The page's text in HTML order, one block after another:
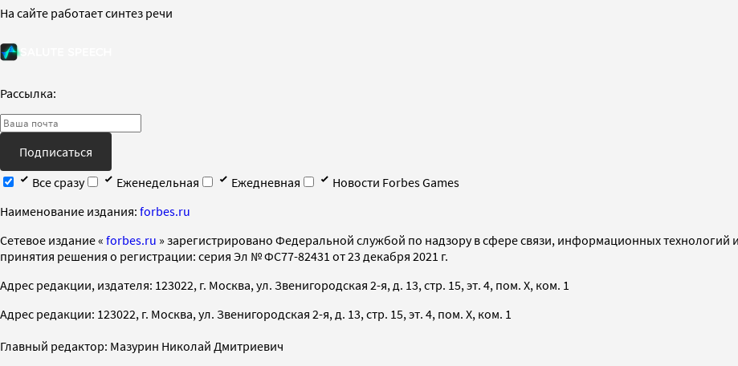
На сайте работает синтез речи
Рассылка:
Подписаться
Все сразу
Еженедельная Ежедневная
Новости Forbes Games
Наименование издания: forbes.ru
Cетевое издание « forbes.ru » зарегистрировано Федеральной службой по надзору в сфере связи, информационных
принятия решения о регистрации: серия Эл № ФС77-82431 от 23 декабря 2021 г.
Адрес редакции, издателя: 123022, г. Москва, ул. Звенигородская 2-я, д. 13, стр. 15, эт. 4, пом. X, ком. 1
Адрес редакции: 123022, г. Москва, ул. Звенигородская 2-я, д. 13, стр. 15, эт. 4, пом. X, ком. 1
Главный редактор: Мазурин Николай Дмитриевич